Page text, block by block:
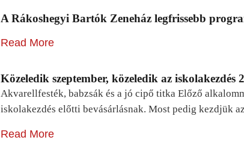
A Rákoshegyi Bartók Zeneház legfrissebb
Read More
Közeledik szeptember, közeledik az iskolakezdés
Akvarellfesték, babzsák és a jó cipő titka Előző
iskolakezdés előtti bevásárlásnak. Most pedig kezdjük
Read More